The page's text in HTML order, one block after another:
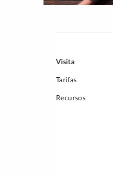
Visita
Tarifas
Recursos